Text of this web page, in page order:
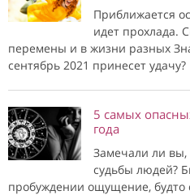
Приближается
идет прохлада.
перемены и в жизни разных
сентябрь 2021 принесет удачу?
5 самых
года
Замечали ли вы,
судьбы людей?
пробуждении ощущение, будто